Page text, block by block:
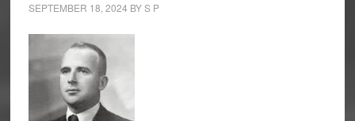
SEPTEMBER 18, 2024 BYS P